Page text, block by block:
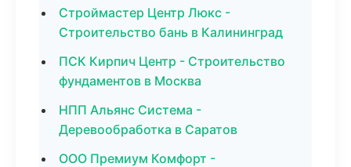
Строймастер Центр Люкс -
Строительство бань в Калининград
ПСК Кирпич Центр - Строительство
фундаментов в Москва
НПП Альянс Система -
Деревообработка в Саратов
ООО Премиум Комфорт -